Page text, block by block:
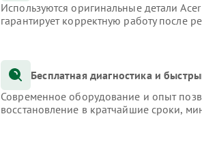
Используются оригинальные детали
гарантирует корректную работу после
Бесплатная диагностика и
Современное оборудование и опыт
восстановление в кратчайшие сроки,